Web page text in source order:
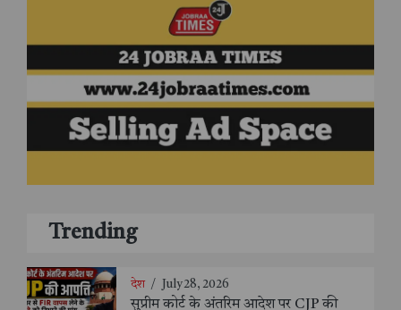
Trending
देश / July 28, 2026
सुप्रीम कोर्ट के अंतरिम आदेश पर CJP की